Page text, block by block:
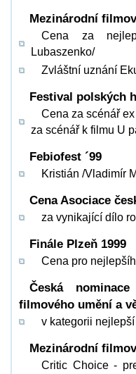
Mezinárodní
Cena za
Lubaszenko/
Zvláštní uznání
Festival polských
Cena za scénář
za scénář k filmu U
Febiofest ´99
Kristián /Vladimír
Cena Asociace
za vynikající dílo
Finále Plzeň 1999
Cena pro
Česká
filmového umění a
v kategorii
Mezinárodní
Critic Choice -